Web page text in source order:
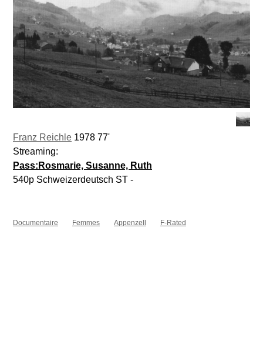
Franz Reichle 1978 77'
Streaming:
Pass:Rosmarie, Susanne, Ruth
540p Schweizerdeutsch ST -
Documentaire Femmes Appenzell F-Rated
Acheter ActiverAbonnement
216.73.216.33